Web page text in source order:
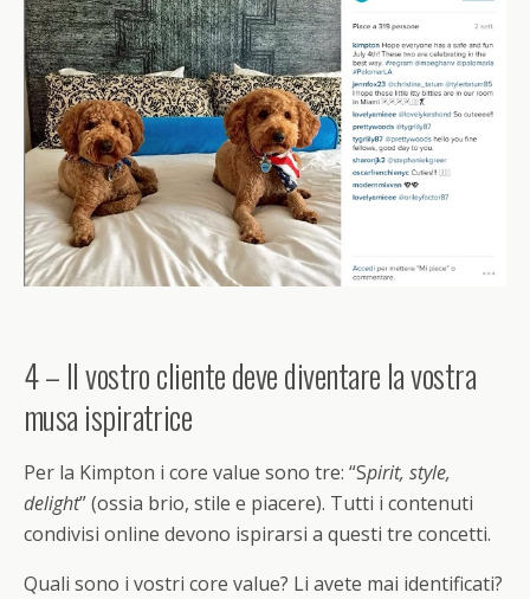
4 – Il vostro cliente deve diventare la vostra
musa ispiratrice
Per la Kimpton i core value sono tre: “Spirit, style,
delight” (ossia brio, stile e piacere). Tutti i contenuti
condivisi online devono ispirarsi a questi tre concetti.
Quali sono i vostri core value? Li avete mai identificati?